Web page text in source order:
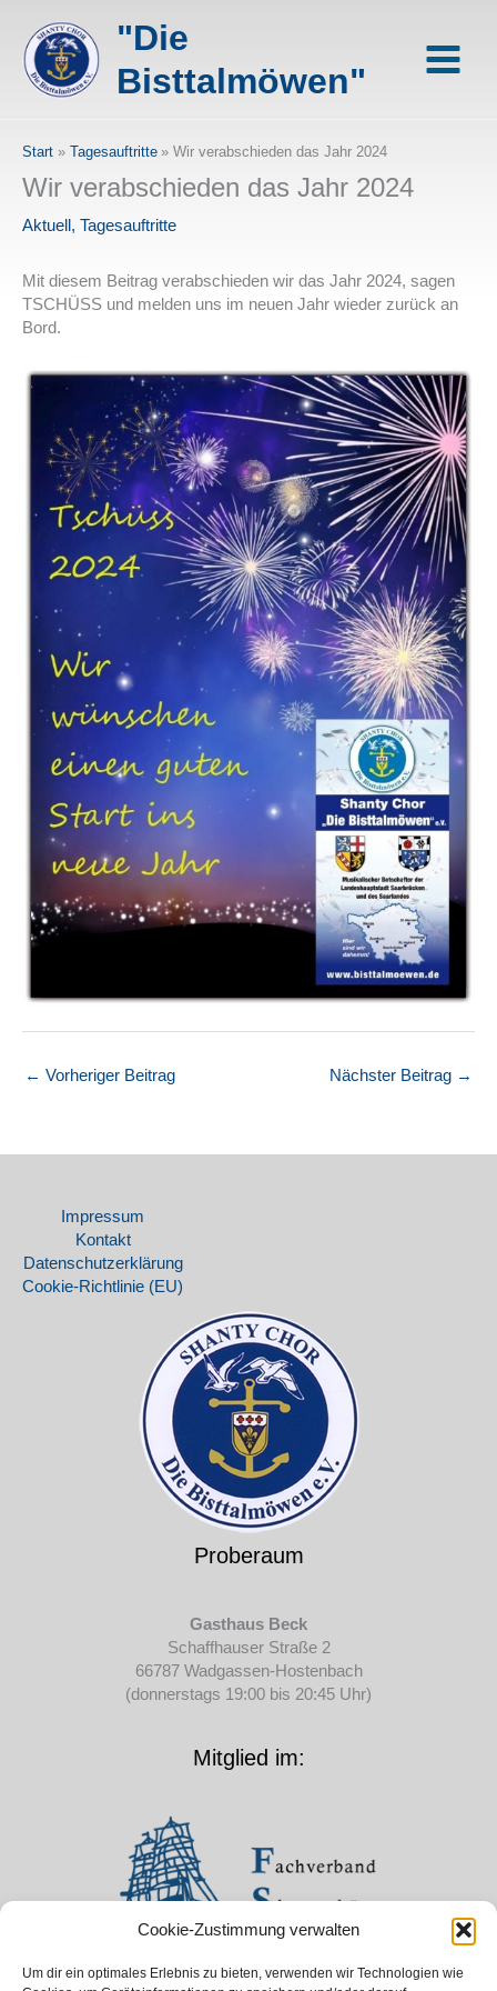
Cookie-Zustimmung verwalten
Um dir ein optimales Erlebnis zu bieten, verwenden wir Technologien wie
Inhalt
springen
"Die
Bisttalmöwen"
Start Tagesauftritte Wir verabschieden das Jahr 2024
Wir verabschieden das Jahr 2024
Aktuell , Tagesauftritte
Mit diesem Beitrag verabschieden wir das Jahr 2024, sagen
TSCHÜSS und melden uns im neuen Jahr wieder zurück an
Bord.
← Vorheriger Beitrag Nächster Beitrag →
Impressum
Kontakt
Datenschutz­erklärung
Cookie-Richtlinie (EU)
Proberaum
Gasthaus Beck
Schaffhauser Straße 2
66787 Wadgassen-Hostenbach
(donnerstags 19:00 bis 20:45 Uhr)
Mitglied im: